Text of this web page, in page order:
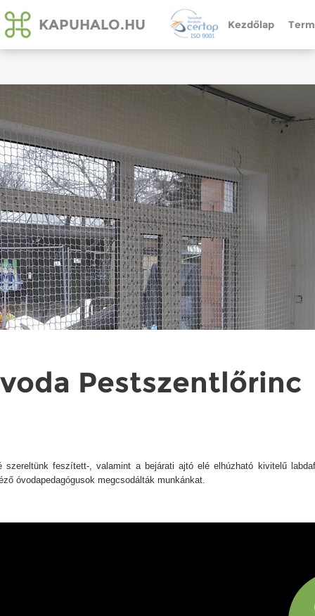
KAPUHALO.HU Kezdőlap
Pestszentlőrinc
szereltünk feszített-, valamint a bejárati ajtó elé elhúzható kivitelű
óvodapedagógusok megcsodálták munkánkat.